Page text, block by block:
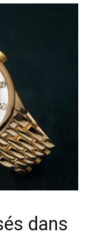
dans